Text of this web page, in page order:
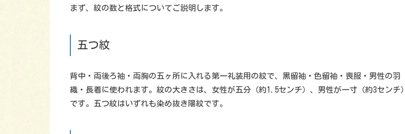
まず、紋の数と格式についてご説明します。
五つ紋
背中・両後ろ袖・両胸の五ヶ所に入れる第一礼装用の紋で、黒留袖・色留袖・喪服・男性の羽
織・長着に使われます。紋の大きさは、女性が五分（約1.5センチ）、男性が一寸（約3センチ）
です。五つ紋はいずれも染め抜き陽紋です。